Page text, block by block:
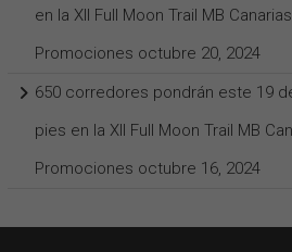
en la XII Full Moon Trail MB
Promociones octubre 20, 2024
650 corredores pondrán este 19
pies en la XII Full Moon Trail MB
Promociones octubre 16, 2024